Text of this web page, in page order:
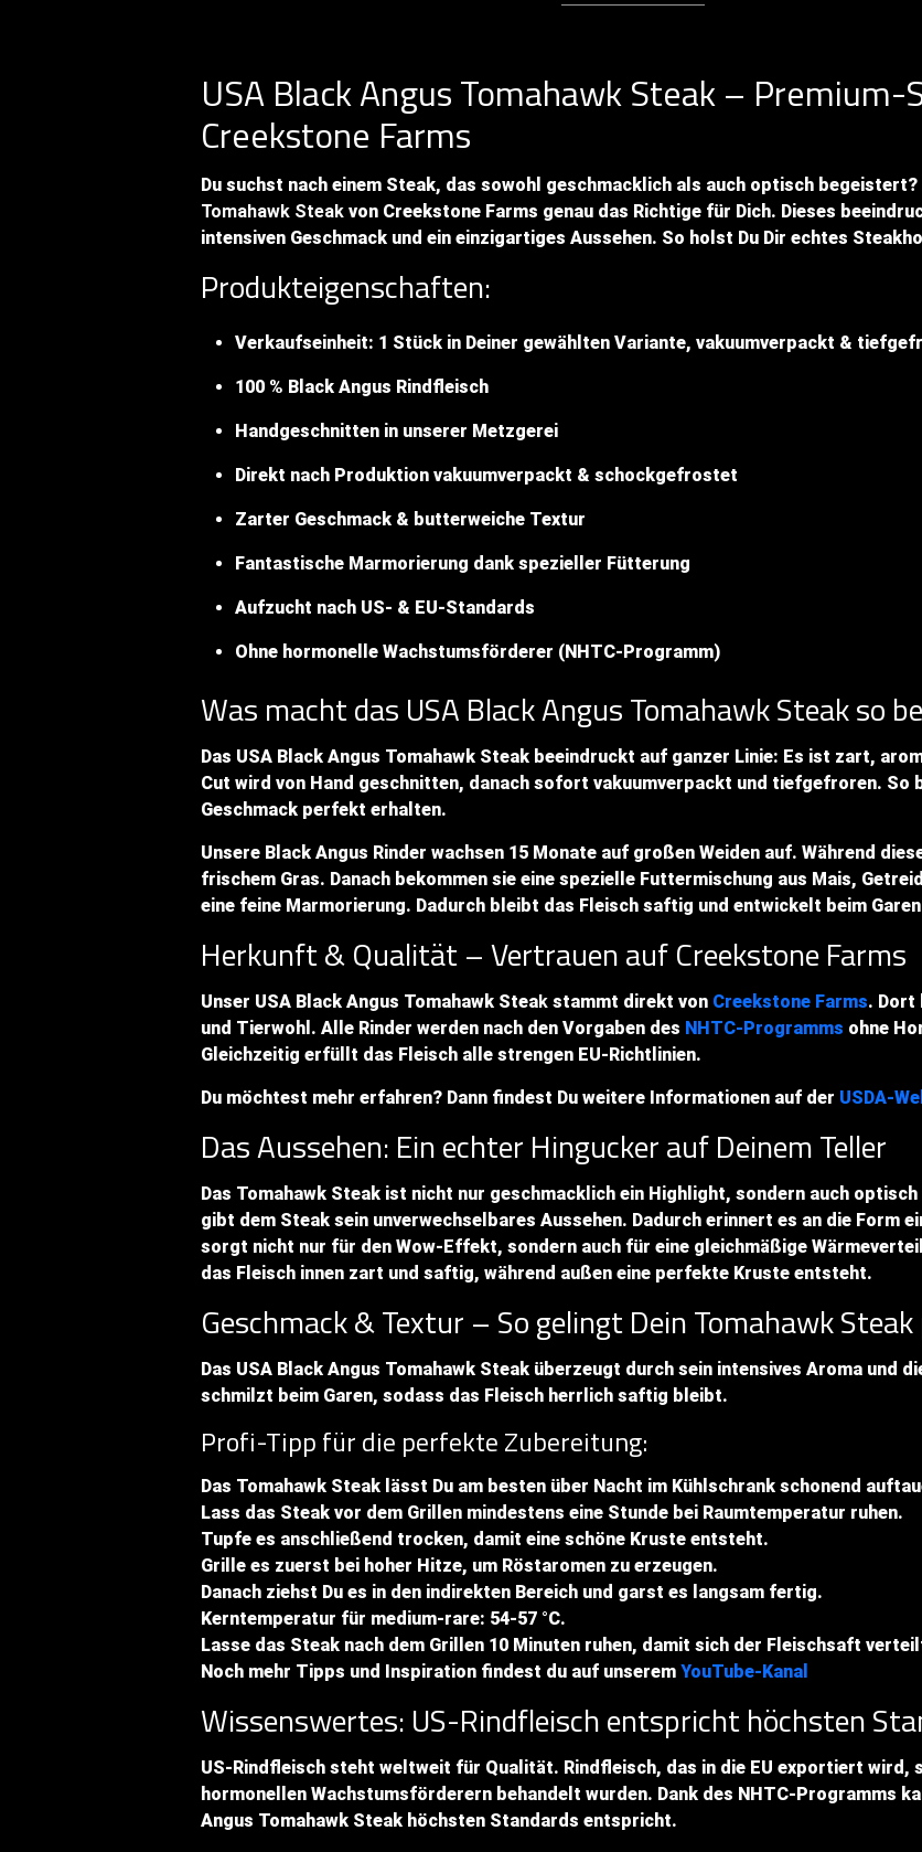
USA Black Angus Tomahawk Steak – Premium-
Creekstone Farms
Du suchst nach einem Steak, das sowohl geschmacklich als auch optisch begeistert?
Tomahawk Steak von Creekstone Farms genau das Richtige für Dich. Dieses
intensiven Geschmack und ein einzigartiges Aussehen. So holst Du Dir echtes
Produkteigenschaften:
Verkaufseinheit: 1 Stück in Deiner gewählten Variante, vakuumverpackt &
100 % Black Angus Rindfleisch
Handgeschnitten in unserer Metzgerei
Direkt nach Produktion vakuumverpackt & schockgefrostet
Zarter Geschmack & butterweiche Textur
Fantastische Marmorierung dank spezieller Fütterung
Aufzucht nach US- & EU-Standards
Ohne hormonelle Wachstumsförderer (NHTC-Programm)
Was macht das USA Black Angus Tomahawk Steak so
Das USA Black Angus Tomahawk Steak beeindruckt auf ganzer Linie: Es ist zart,
Cut wird von Hand geschnitten, danach sofort vakuumverpackt und tiefgefroren. So
Geschmack perfekt erhalten.
Unsere Black Angus Rinder wachsen 15 Monate auf großen Weiden auf. Während
frischem Gras. Danach bekommen sie eine spezielle Futtermischung aus Mais,
eine feine Marmorierung. Dadurch bleibt das Fleisch saftig und entwickelt beim
Herkunft & Qualität – Vertrauen auf Creekstone Farms
Unser USA Black Angus Tomahawk Steak stammt direkt von Creekstone Farms. Dort
und Tierwohl. Alle Rinder werden nach den Vorgaben des NHTC-Programms ohne
Gleichzeitig erfüllt das Fleisch alle strengen EU-Richtlinien.
Du möchtest mehr erfahren? Dann findest Du weitere Informationen auf der USDA-
Das Aussehen: Ein echter Hingucker auf Deinem Teller
Das Tomahawk Steak ist nicht nur geschmacklich ein Highlight, sondern auch
gibt dem Steak sein unverwechselbares Aussehen. Dadurch erinnert es an die Form
sorgt nicht nur für den Wow-Effekt, sondern auch für eine gleichmäßige
das Fleisch innen zart und saftig, während außen eine perfekte Kruste entsteht.
Geschmack & Textur – So gelingt Dein Tomahawk
Das USA Black Angus Tomahawk Steak überzeugt durch sein intensives Aroma und
schmilzt beim Garen, sodass das Fleisch herrlich saftig bleibt.
Profi-Tipp für die perfekte Zubereitung:
Das Tomahawk Steak lässt Du am besten über Nacht im Kühlschrank schonend
Lass das Steak vor dem Grillen mindestens eine Stunde bei Raumtemperatur ruhen.
Tupfe es anschließend trocken, damit eine schöne Kruste entsteht.
Grille es zuerst bei hoher Hitze, um Röstaromen zu erzeugen.
Danach ziehst Du es in den indirekten Bereich und garst es langsam fertig.
Kerntemperatur für medium-rare: 54-57 °C.
Lasse das Steak nach dem Grillen 10 Minuten ruhen, damit sich der Fleischsaft
Noch mehr Tipps und Inspiration findest du auf unserem YouTube-Kanal
Wissenswertes: US-Rindfleisch entspricht höchsten
US-Rindfleisch steht weltweit für Qualität. Rindfleisch, das in die EU exportiert wird,
hormonellen Wachstumsförderern behandelt wurden. Dank des NHTC-Programms
Angus Tomahawk Steak höchsten Standards entspricht.